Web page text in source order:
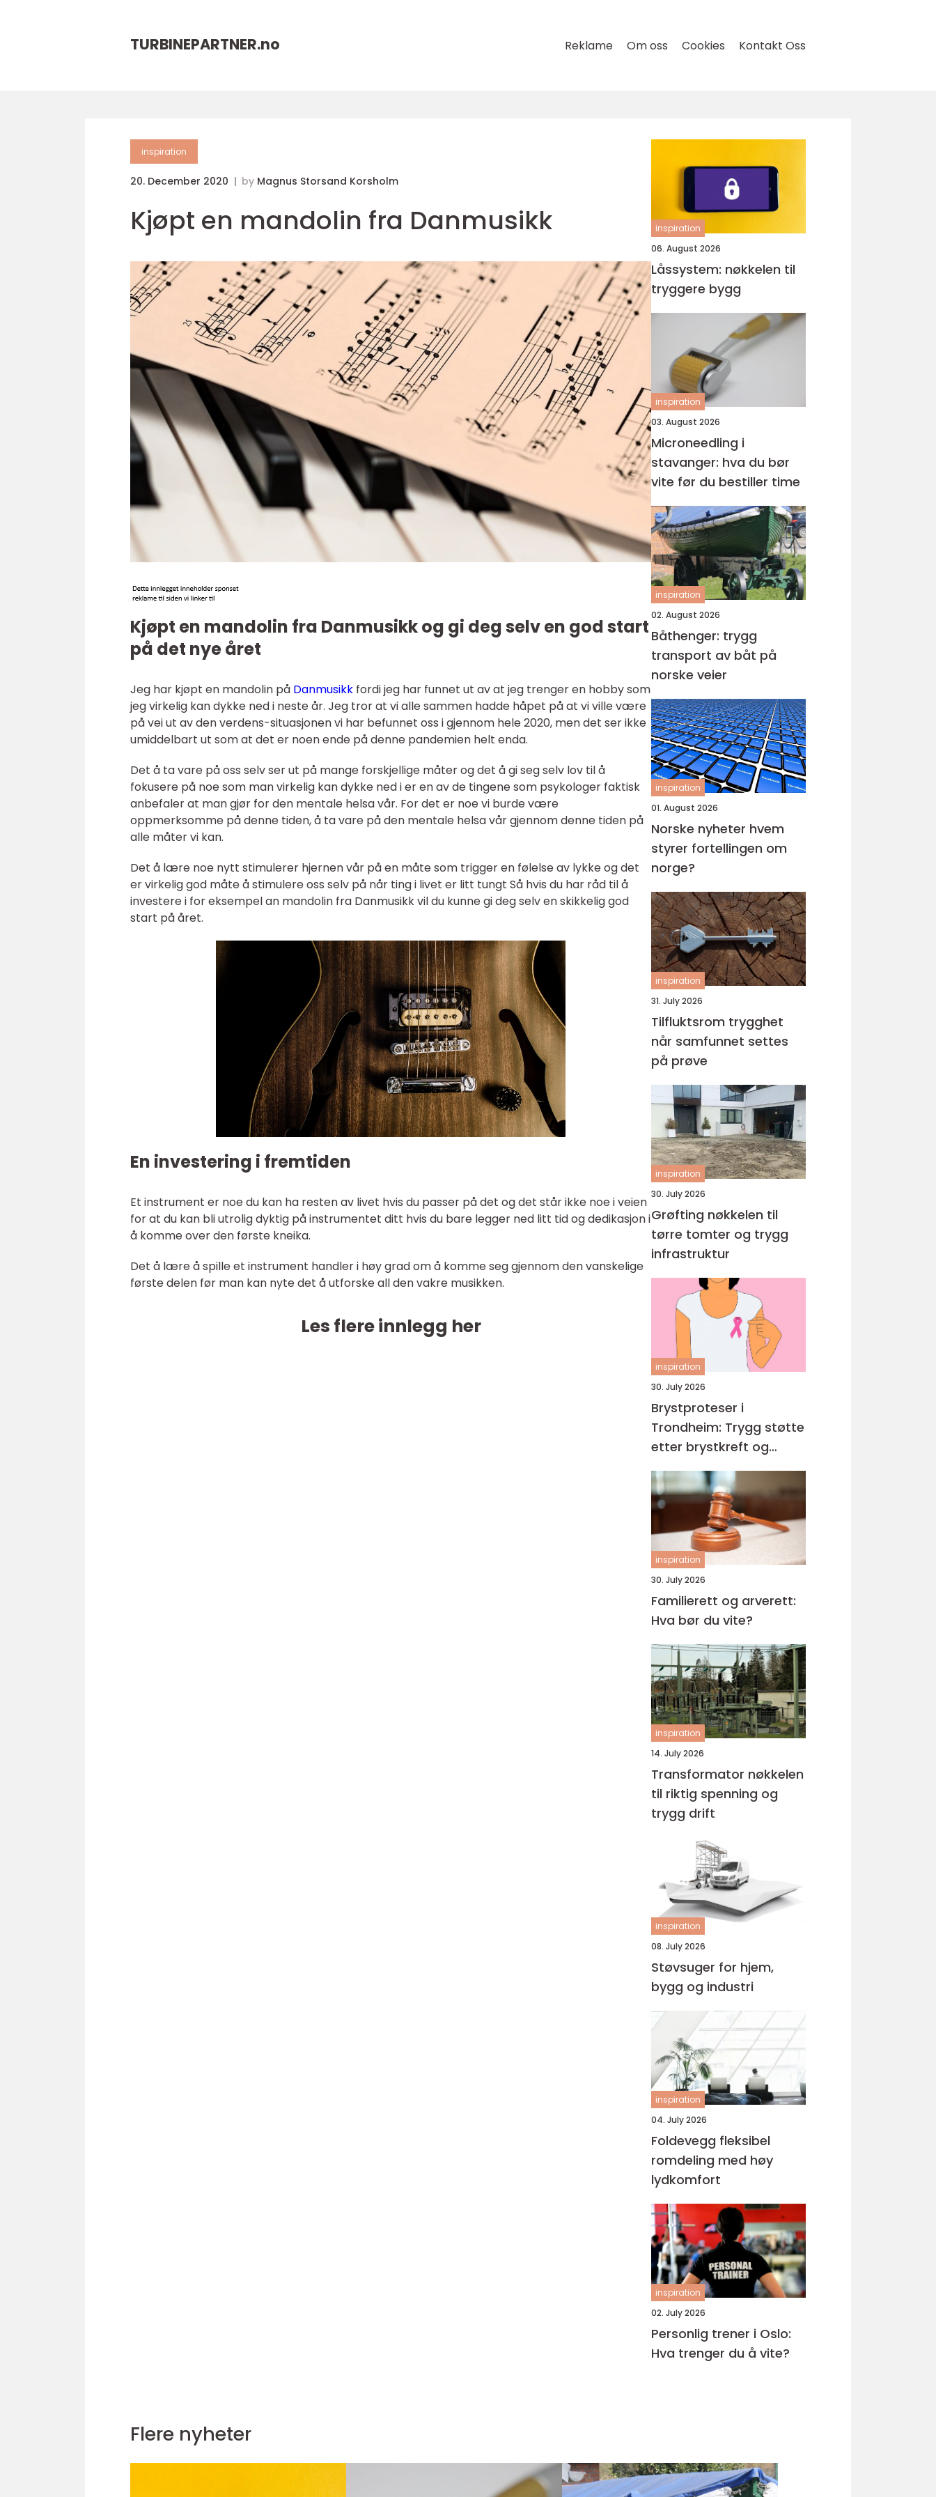
TURBINEPARTNER.no Reklame Om oss Cookies Kontakt Oss
inspiration
20. December 2020 by Magnus Storsand Korsholm
Kjøpt en mandolin fra Danmusikk
Kjøpt en mandolin fra Danmusikk og gi deg selv en god start
på det nye året
Jeg har kjøpt en mandolin på Danmusikk fordi jeg har funnet ut av at jeg trenger en hobby som
jeg virkelig kan dykke ned i neste år. Jeg tror at vi alle sammen hadde håpet på at vi ville være
på vei ut av den verdens-situasjonen vi har befunnet oss i gjennom hele 2020, men det ser ikke
umiddelbart ut som at det er noen ende på denne pandemien helt enda.
Det å ta vare på oss selv ser ut på mange forskjellige måter og det å gi seg selv lov til å
fokusere på noe som man virkelig kan dykke ned i er en av de tingene som psykologer faktisk
anbefaler at man gjør for den mentale helsa vår. For det er noe vi burde være
oppmerksomme på denne tiden, å ta vare på den mentale helsa vår gjennom denne tiden på
alle måter vi kan.
Det å lære noe nytt stimulerer hjernen vår på en måte som trigger en følelse av lykke og det
er virkelig god måte å stimulere oss selv på når ting i livet er litt tungt Så hvis du har råd til å
investere i for eksempel an mandolin fra Danmusikk vil du kunne gi deg selv en skikkelig god
start på året.
En investering i fremtiden
Et instrument er noe du kan ha resten av livet hvis du passer på det og det står ikke noe i veien
for at du kan bli utrolig dyktig på instrumentet ditt hvis du bare legger ned litt tid og dedikasjon i
å komme over den første kneika.
Det å lære å spille et instrument handler i høy grad om å komme seg gjennom den vanskelige
første delen før man kan nyte det å utforske all den vakre musikken.
Les flere innlegg her
inspiration
06. August 2026
Låssystem: nøkkelen til
tryggere bygg
inspiration
03. August 2026
Microneedling i
stavanger: hva du bør
vite før du bestiller time
inspiration
02. August 2026
Båthenger: trygg
transport av båt på
norske veier
inspiration
01. August 2026
Norske nyheter hvem
styrer fortellingen om
norge?
inspiration
31. July 2026
Tilfluktsrom trygghet
når samfunnet settes
på prøve
inspiration
30. July 2026
Grøfting nøkkelen til
tørre tomter og trygg
infrastruktur
inspiration
30. July 2026
Brystproteser i
Trondheim: Trygg støtte
etter brystkreft og
operasjon
inspiration
30. July 2026
Familierett og arverett:
Hva bør du vite?
inspiration
14. July 2026
Transformator nøkkelen
til riktig spenning og
trygg drift
inspiration
08. July 2026
Støvsuger for hjem,
bygg og industri
inspiration
04. July 2026
Foldevegg fleksibel
romdeling med høy
lydkomfort
inspiration
02. July 2026
Personlig trener i Oslo:
Hva trenger du å vite?
Flere nyheter